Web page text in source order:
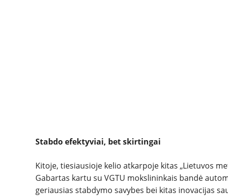
Stabdo efektyviai, bet skirtingai
Kitoje, tiesiausioje kelio atkarpoje kitas „Lietuvos
Gabartas kartu su VGTU mokslininkais bandė
geriausias stabdymo savybes bei kitas inovacijas